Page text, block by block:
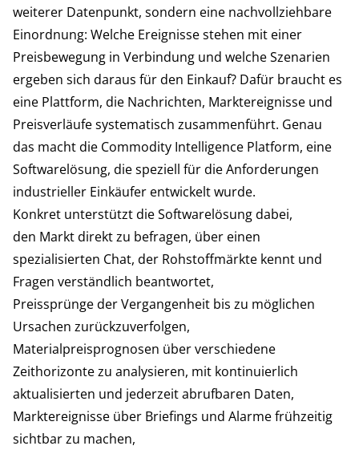
weiterer Datenpunkt, sondern eine nachvollziehbare
Einordnung: Welche Ereignisse stehen mit einer
Preisbewegung in Verbindung und welche Szenarien
ergeben sich daraus für den Einkauf? Dafür braucht es
eine Plattform, die Nachrichten, Marktereignisse und
Preisverläufe systematisch zusammenführt. Genau
das macht die Commodity Intelligence Platform, eine
Softwarelösung, die speziell für die Anforderungen
industrieller Einkäufer entwickelt wurde.
Konkret unterstützt die Softwarelösung dabei,
den Markt direkt zu befragen, über einen
spezialisierten Chat, der Rohstoffmärkte kennt und
Fragen verständlich beantwortet,
Preissprünge der Vergangenheit bis zu möglichen
Ursachen zurückzuverfolgen,
Materialpreisprognosen über verschiedene
Zeithorizonte zu analysieren, mit kontinuierlich
aktualisierten und jederzeit abrufbaren Daten,
Marktereignisse über Briefings und Alarme frühzeitig
sichtbar zu machen,